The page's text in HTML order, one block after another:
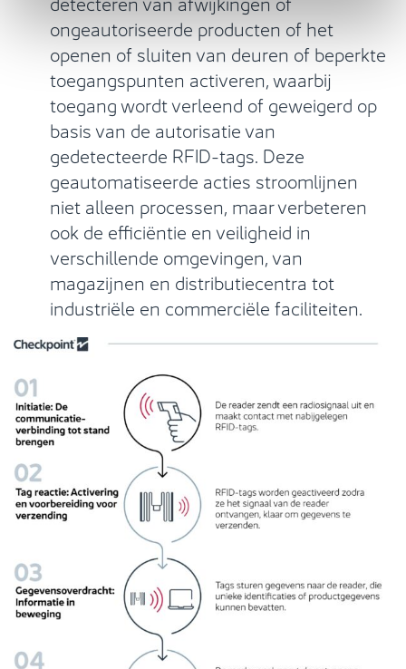
ongeautoriseerde producten of het
openen of sluiten van deuren of beperkte
toegangspunten activeren, waarbij
toegang wordt verleend of geweigerd op
basis van de autorisatie van
gedetecteerde RFID-tags. Deze
geautomatiseerde acties stroomlijnen
niet alleen processen, maar verbeteren
ook de efficiëntie en veiligheid in
verschillende omgevingen, van
magazijnen en distributiecentra tot
industriële en commerciële faciliteiten.